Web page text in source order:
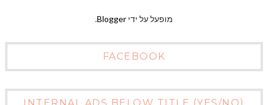
מופעל על ידי Blogger
.
FACEBOOK